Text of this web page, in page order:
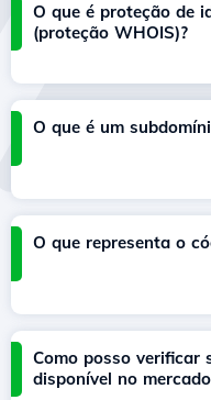
O que é proteção de
(proteção WHOIS)?
O que é um
O que representa o
Como posso verificar
disponível no